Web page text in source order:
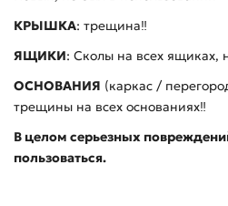
КРЫШКА: трещина‼️
ЯЩИКИ: Сколы на всех ящиках,
ОСНОВАНИЯ (каркас /
трещины на всех основаниях‼️
В целом серьезных
пользоваться.